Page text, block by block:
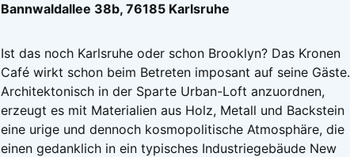
Bannwaldallee 38b, 76185 Karlsruhe
Ist das noch Karlsruhe oder schon Brooklyn? Das Kronen
Café wirkt schon beim Betreten imposant auf seine Gäste.
Architektonisch in der Sparte Urban-Loft anzuordnen,
erzeugt es mit Materialien aus Holz, Metall und Backstein
eine urige und dennoch kosmopolitische Atmosphäre, die
einen gedanklich in ein typisches Industriegebäude New